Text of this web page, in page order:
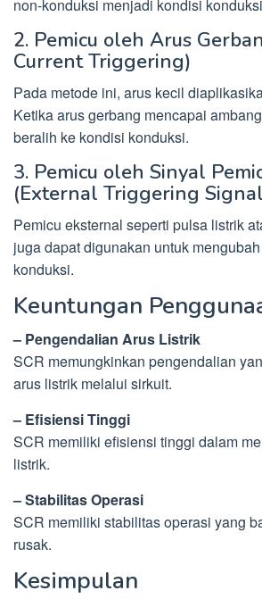
non-konduksi menjadi kondisi
2. Pemicu oleh Arus
Current Triggering)
Pada metode ini, arus kecil
Ketika arus gerbang mencapai
beralih ke kondisi konduksi.
3. Pemicu oleh Sinyal
(External Triggering
Pemicu eksternal seperti pulsa listrik
juga dapat digunakan untuk
konduksi.
Keuntungan
– Pengendalian Arus Listrik
SCR memungkinkan pengendalian
arus listrik melalui sirkuit.
– Efisiensi Tinggi
SCR memiliki efisiensi tinggi dalam
listrik.
– Stabilitas Operasi
SCR memiliki stabilitas operasi yang
rusak.
Kesimpulan